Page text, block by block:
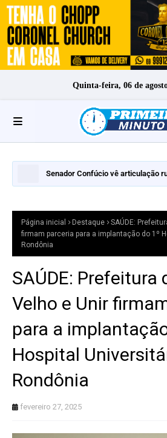
Quinta-feira, 06 de
Senador Confúcio vê articulação
Página inicial Destaque
SAÚDE:
firmam parceria para a implantação do 1º
Rondônia
SAÚDE: Prefeitura
Velho e Unir
para a
Hospital
Rondônia
fevereiro 27, 2025